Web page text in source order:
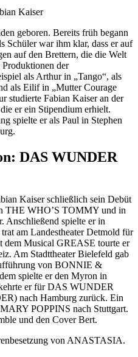
Kaiser
geboren. Bereits früh begann
Schüler war ihm klar, dass er auf
auf den Brettern, die die Welt
Produktionen der
als Arthur in „Tango“, als
als Eilif in „Mutter Courage
studierte Fabian Kaiser an der
er ein Stipendium erhielt.
spielte er als Paul in Stephen
DAS WUNDER
Kaiser schließlich sein Debüt
THE WHO’S TOMMY und in
spielte er in
am Landestheater Detmold für
Musical GREASE tourte er
Am Stadttheater Bielefeld gab
von BONNIE &
spielte er den Myron in
er für DAS WUNDER
nach Hamburg zurück. Ein
POPPINS nach Stuttgart.
und den Cover Bert.
von ANASTASIA.